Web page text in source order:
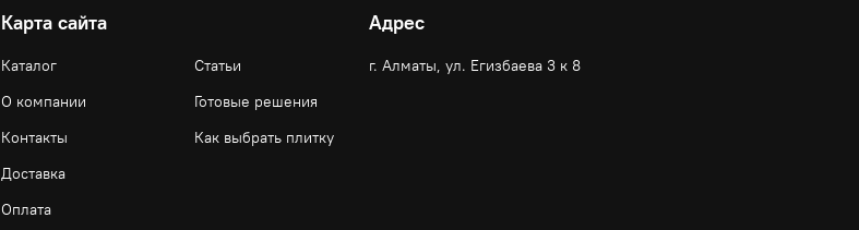
Карта сайта
Каталог
О компании
Контакты
Доставка
Оплата
Статьи
Готовые решения
Как выбрать плитку
Адрес
г. Алматы, ул. Егизбаева 3 к 8